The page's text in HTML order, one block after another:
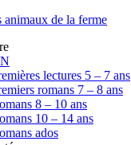
animaux de la ferme
lectures 5 – 7 ans
romans 7 – 8 ans
8 – 10 ans
10 – 14 ans
ados